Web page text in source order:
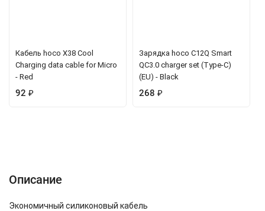
Кабель hoco X38 Cool
Charging data cable for Micro
- Red
92 ₽
Зарядка hoco C12Q Smart
QC3.0 charger set (Type-C)
(EU) - Black
268 ₽
Описание
Экономичный силиконовый кабель